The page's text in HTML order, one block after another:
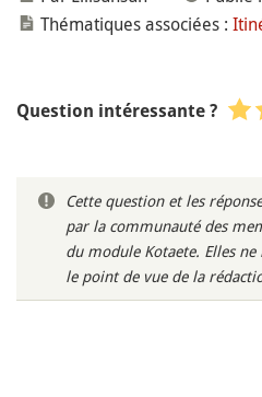
Thématiques associées :
Question intéressante ?
Cette question et les
par la communauté des
du module Kotaete. Elles
le point de vue de la